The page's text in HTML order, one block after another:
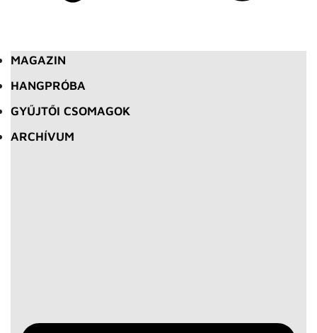
MAGAZIN
HANGPRÓBA
GYŰJTŐI CSOMAGOK
ARCHÍVUM